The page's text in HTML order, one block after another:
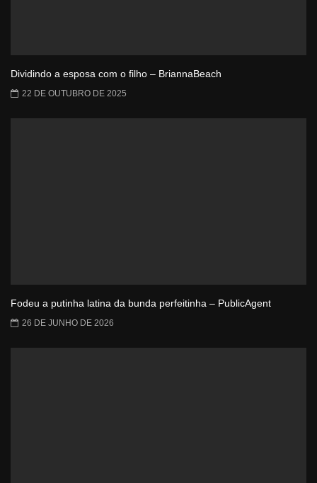
Dividindo a esposa com o filho – BriannaBeach
22 DE OUTUBRO DE 2025
Fodeu a putinha latina da bunda perfeitinha – PublicAgent
26 DE JUNHO DE 2026